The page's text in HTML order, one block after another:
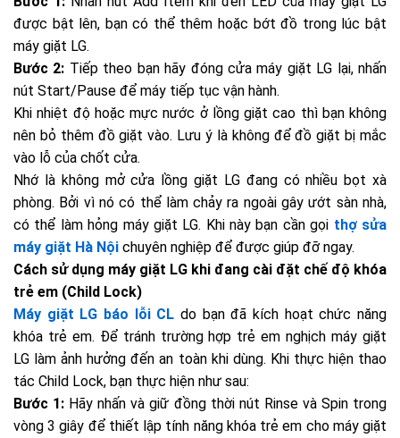
được bật lên, bạn có thể thêm hoặc bớt đồ trong lúc bật
máy giặt LG.
Bước 2: Tiếp theo bạn hãy đóng cửa máy giặt LG lại, nhấn
nút Start/Pause để máy tiếp tục vận hành.
Khi nhiệt độ hoặc mực nước ở lồng giặt cao thì bạn không
nên bỏ thêm đồ giặt vào. Lưu ý là không để đồ giặt bị mắc
vào lỗ của chốt cửa.
Nhớ là không mở cửa lồng giặt LG đang có nhiều bọt xà
phòng. Bởi vì nó có thể làm chảy ra ngoài gây ướt sàn nhà,
có thể làm hỏng máy giặt LG. Khi này bạn cần gọi thợ sửa
máy giặt Hà Nội chuyên nghiệp để được giúp đỡ ngay.
Cách sử dụng máy giặt LG khi đang cài đặt chế độ khóa
trẻ em (Child Lock)
Máy giặt LG báo lỗi CL do bạn đã kích hoạt chức năng
khóa trẻ em. Để tránh trường hợp trẻ em nghịch máy giặt
LG làm ảnh hưởng đến an toàn khi dùng. Khi thực hiện thao
tác Child Lock, bạn thực hiện như sau:
Bước 1: Hãy nhấn và giữ đồng thời nút Rinse và Spin trong
vòng 3 giây để thiết lập tính năng khóa trẻ em cho máy giặt